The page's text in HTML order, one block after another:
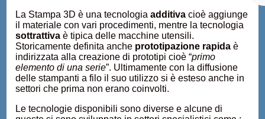
La Stampa 3D è una tecnologiaadditiva cioè aggiunge
il materiale con vari procedimenti, mentre la tecnologia
sottrattiva è tipica delle macchine utensili.
Storicamente definita anche prototipazione rapida è
indirizzata alla creazione di prototipi cioè “primo
elemento di una serie”. Ultimamente con la diffusione
delle stampanti a filo il suo utilizzo si è esteso anche in
settori che prima non erano coinvolti.
Le tecnologie disponibili sono diverse e alcune di